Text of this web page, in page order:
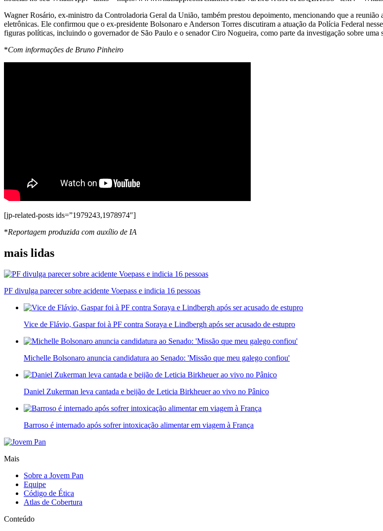
Wagner Rosário, ex-ministro da Controladoria Geral da União, também prestou depoimento, mencionando que a reunião
eletrônicas. Ele confirmou que o ex-presidente Bolsonaro e Anderson Torres discutiram a atuação da Polícia Federal
figuras políticas, incluindo o governador de São Paulo e o senador Ciro Nogueira, como parte da investigação sobre uma
*Com informações de Bruno Pinheiro
[jp-related-posts ids=”1979243,1978974″]
*Reportagem produzida com auxílio de IA
mais lidas
PF divulga parecer sobre acidente Voepass e indicia 16 pessoas
Vice de Flávio, Gaspar foi à PF contra Soraya e Lindbergh após ser acusado de estupro
Michelle Bolsonaro anuncia candidatura ao Senado: 'Missão que meu galego confiou'
Daniel Zukerman leva cantada e beijão de Leticia Birkheuer ao vivo no Pânico
Barroso é internado após sofrer intoxicação alimentar em viagem à França
Mais
Sobre a Jovem Pan
Equipe
Código de Ética
Atlas de Cobertura
Conteúdo